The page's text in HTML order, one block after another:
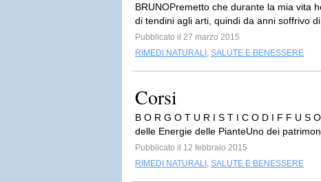
BRUNOPremetto che durante la mia vita
di tendini agli arti, quindi da anni soffrivo di
Pubblicato il 27 marzo 2015
RIMEDI NATURALI , SALUTE E BENESSERE
Corsi
B O R G O T U R I S T I C O D I F F U S
delle Energie delle PianteUno dei
Pubblicato il 12 febbraio 2015
RIMEDI NATURALI , SALUTE E BENESSERE